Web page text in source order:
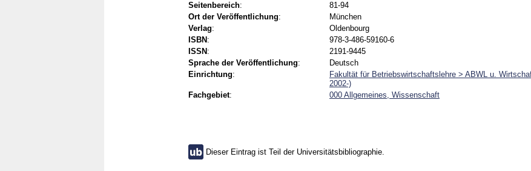
Seitenbereich:
81-94
Ort der Veröffentlichung:
München
Verlag:
Oldenbourg
ISBN :
978-3-486-59160-6
ISSN :
2191-9445
Sprache der Veröffentlichung:
Deutsch
Einrichtung:
Fakultät für Betriebswirtschaftslehre > ABWL u.
2002-)
Fachgebiet: 000 Allgemeines, Wissenschaft
Dieser Eintrag ist Teil der Universitätsbibliographie.